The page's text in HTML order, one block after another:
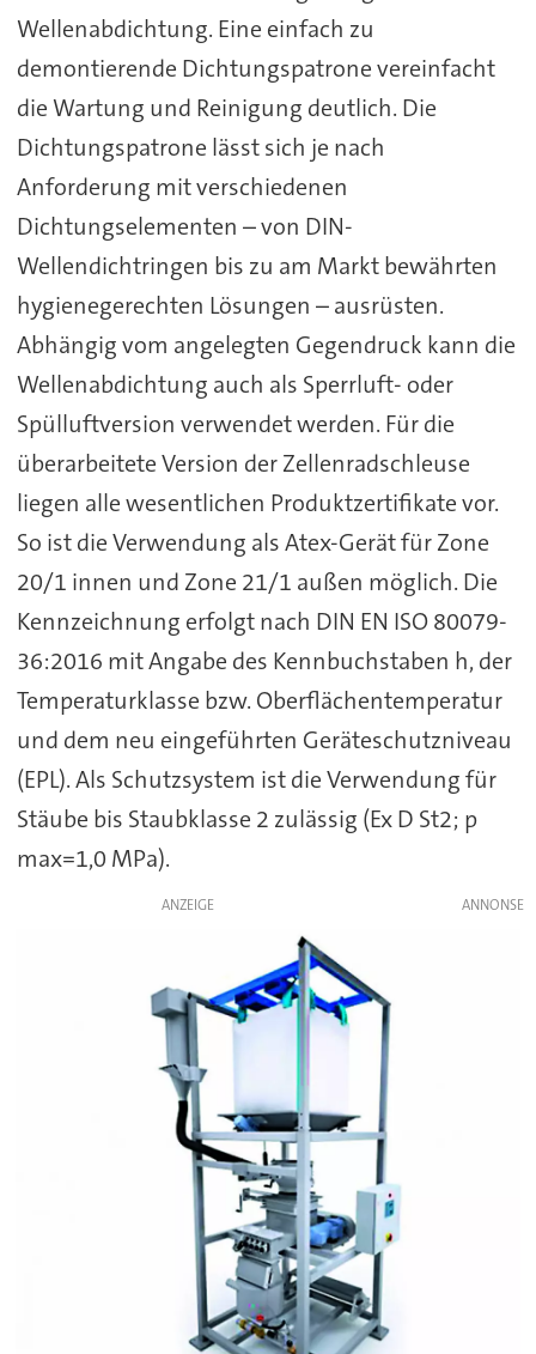
Wellenabdichtung. Eine einfach zu
demontierende Dichtungspatrone vereinfacht
die Wartung und Reinigung deutlich. Die
Dichtungspatrone lässt sich je nach
Anforderung mit verschiedenen
Dichtungselementen – von DIN-
Wellendichtringen bis zu am Markt bewährten
hygienegerechten Lösungen – ausrüsten.
Abhängig vom angelegten Gegendruck kann die
Wellenabdichtung auch als Sperrluft- oder
Spülluftversion verwendet werden. Für die
überarbeitete Version der Zellenradschleuse
liegen alle wesentlichen Produktzertifikate vor.
So ist die Verwendung als Atex-Gerät für Zone
20/1 innen und Zone 21/1 außen möglich. Die
Kennzeichnung erfolgt nach DIN EN ISO 80079-
36:2016 mit Angabe des Kennbuchstaben h, der
Temperaturklasse bzw. Oberflächentemperatur
und dem neu eingeführten Geräteschutzniveau
(EPL). Als Schutzsystem ist die Verwendung für
Stäube bis Staubklasse 2 zulässig (Ex D St2; p
max=1,0 MPa).
ANZEIGE